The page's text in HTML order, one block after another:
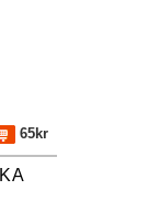
65kr